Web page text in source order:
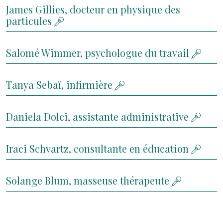
James Gillies, docteur en physique des
particules
Salomé Wimmer, psychologue du travail
Tanya Sebaï, infirmière
Daniela Dolci, assistante administrative
Iraci Schvartz, consultante en éducation
Solange Blum, masseuse thérapeute